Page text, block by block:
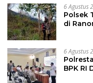
6 Agustus
Polsek
di
6 Agustus
BPK RI